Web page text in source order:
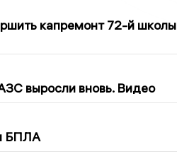
капремонт 72-й школы
выросли вновь. Видео
БПЛА